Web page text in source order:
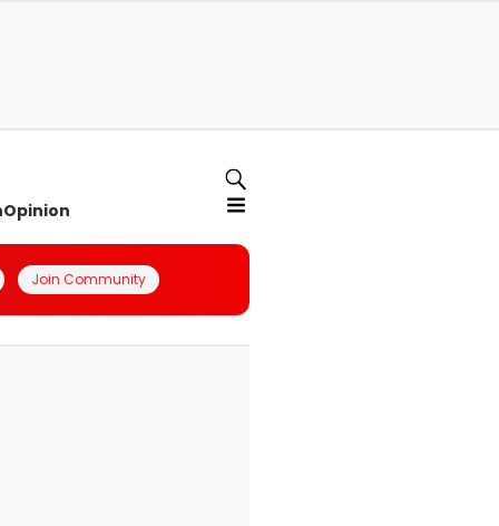
Opinion
Join Community